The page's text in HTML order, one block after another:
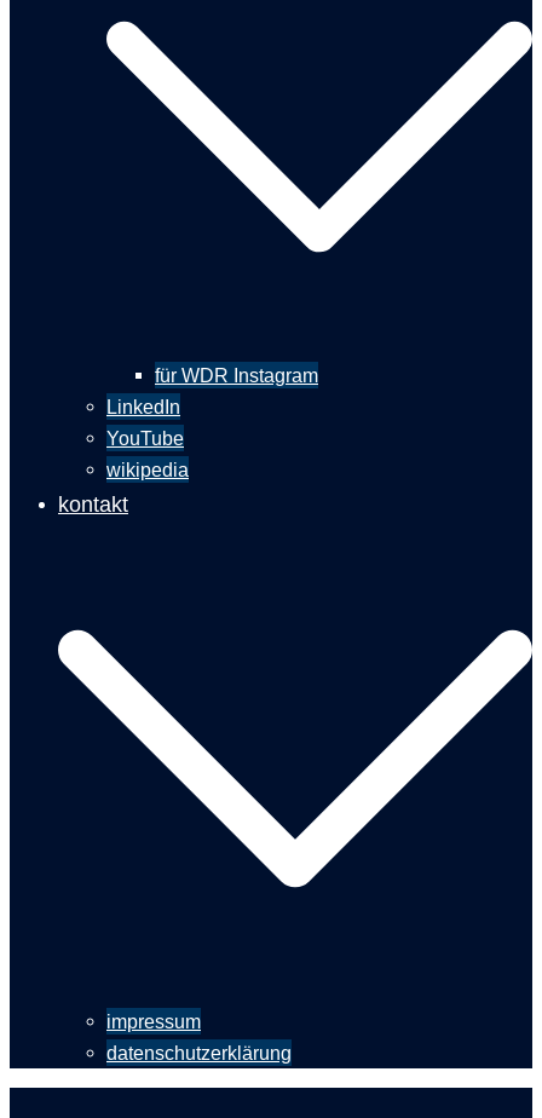
für WDR Instagram
LinkedIn
YouTube
wikipedia
kontakt
impressum
datenschutzerklärung